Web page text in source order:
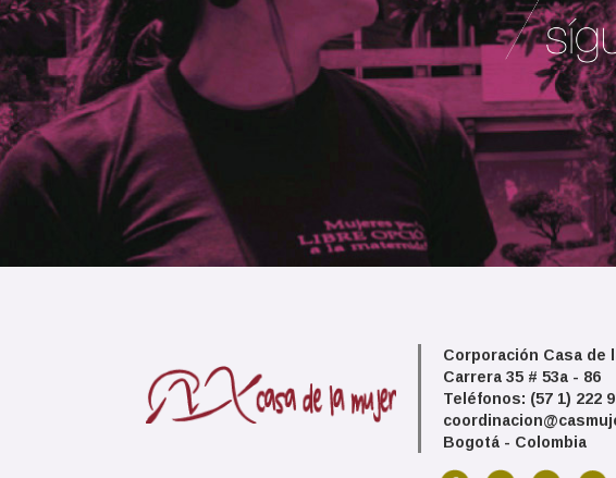
Corporación Casa de
Carrera 35 # 53a - 86
Teléfonos: (57 1) 222
Bogotá - Colombia